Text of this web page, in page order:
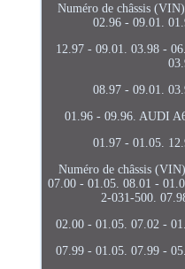
Numéro de châssis
02.96 - 09.01.
12.97 - 09.01. 03.98 -
08.97 - 09.01.
01.96 - 09.96. AUDI
01.97 - 01.05.
Numéro de châssis
07.00 - 01.05. 08.01 -
2-031-500.
02.00 - 01.05. 07.02 -
07.99 - 01.05. 07.99 -